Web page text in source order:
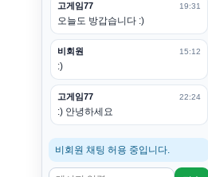
고게임77 19:31
오늘도 방갑습니다 :)
비회원 15:12
:)
고게임77 22:24
:) 안녕하세요
비회원 채팅 허용 중입니다.